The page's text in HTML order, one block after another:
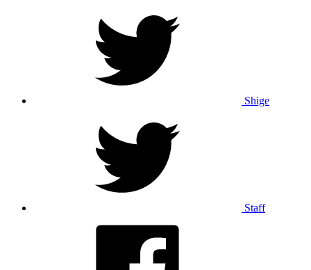
Shige
Staff